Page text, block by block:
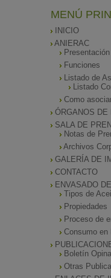
MENÚ
INICIO
ANIERAC
Presentación
Funciones
Listado de
Listado
Como
ÓRGANOS DE
SALA DE
Notas de
Archivos
GALERÍA DE
CONTACTO
ENVASADO
Tipos de
Propiedades
Proceso de
Consumo en
Boletín Opina
Otras